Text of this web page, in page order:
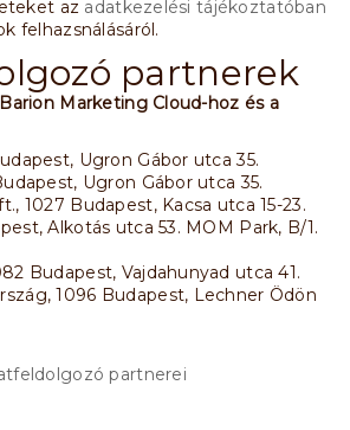
az adatkezelési tájékoztatóban
felhazsnálásáról.
partnerek
Marketing Cloud-hoz és a
Ugron Gábor utca 35.
Ugron Gábor utca 35.
1027 Budapest, Kacsa utca 15-23.
Alkotás utca 53. MOM Park, B/1.
Budapest, Vajdahunyad utca 41.
1096 Budapest, Lechner Ödön
partnerei